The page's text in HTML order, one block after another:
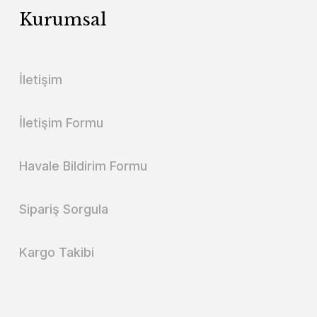
Kurumsal
İletişim
İletişim Formu
Havale Bildirim Formu
Sipariş Sorgula
Kargo Takibi